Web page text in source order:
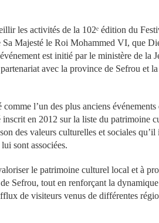
les activités de la 102ᵉ édition du
Sa Majesté le Roi Mohammed VI, que
est initié par le ministère de la
avec la province de Sefrou et
l’un des plus anciens
en 2012 sur la liste du patrimoine
des valeurs culturelles et sociales qu’il
sont associées.
le patrimoine culturel local et à
Sefrou, tout en renforçant la
de visiteurs venus de différentes